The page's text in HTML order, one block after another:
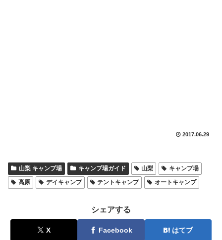
2017.06.29
山梨 キャンプ場 キャンプ場ガイド 山梨
キャンプ場
高原
デイキャンプ テントキャンプ オートキャンプ
シェアする
X Facebook はてブ